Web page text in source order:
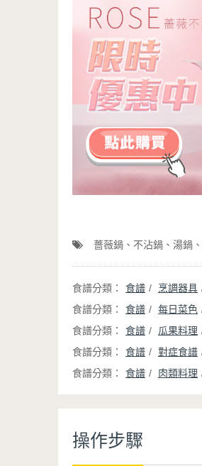
薔薇鍋 不沾鍋 湯鍋
食譜 烹調器具
食譜
每日菜色
食譜
瓜果料理
食譜
對症食譜
食譜
肉類料理
操作步驟